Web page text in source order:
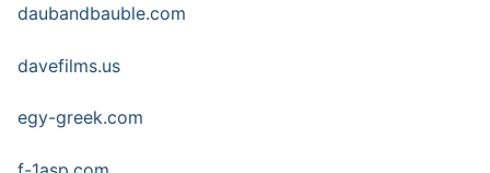
daubandbauble.com
davefilms.us
egy-greek.com